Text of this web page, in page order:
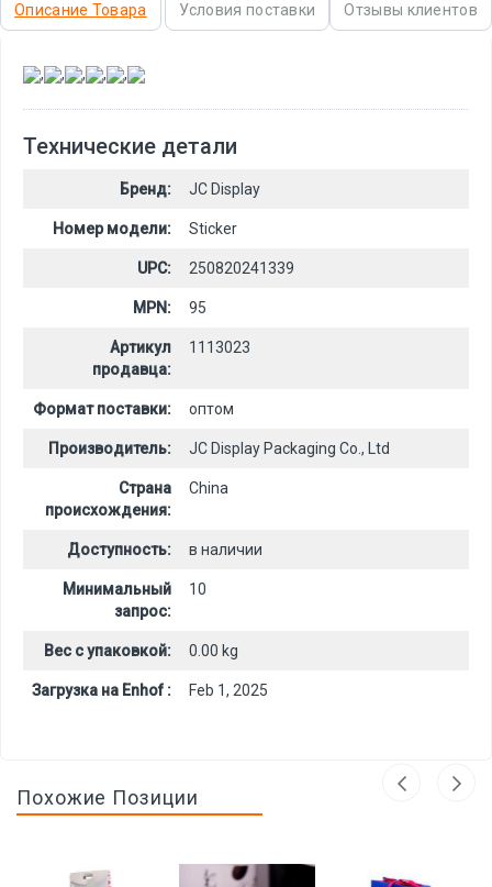
Описание Товара Условия поставки Отзывы клиентов
, , , , ,
Технические детали
Бренд: JC Display
Номер модели: Sticker
UPC: 250820241339
MPN: 95
Артикул
продавца:
1113023
Формат поставки: оптом
Производитель: JC Display Packaging Co., Ltd
Страна
происхождения:
China
Доступность: в наличии
Минимальный
запрос:
10
Вес с упаковкой: 0.00 kg
Загрузка на Enhof : Feb 1, 2025
Похожие Позиции